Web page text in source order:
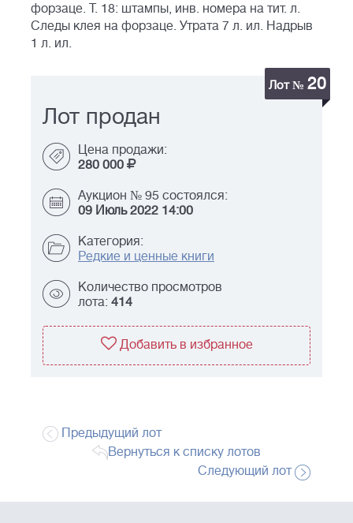
форзаце. Т. 18: штампы, инв. номера на тит. л.
Следы клея на форзаце. Утрата 7 л. ил. Надрыв
1 л. ил.
Лот № 20
Лот продан
Цена продажи:
280 000
Аукцион № 95 состоялся:
09 Июль 2022 14:00
Категория:
Редкие и ценные книги
Количество просмотров
лота: 414
Добавить в избранное
Предыдущий лот
Вернуться к списку лотов
Следующий лот